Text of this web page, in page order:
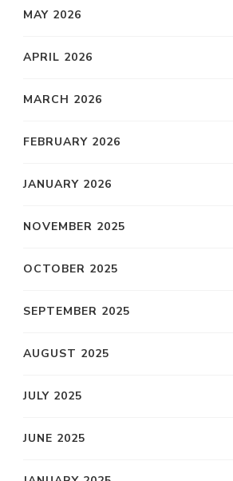
MAY 2026
APRIL 2026
MARCH 2026
FEBRUARY 2026
JANUARY 2026
NOVEMBER 2025
OCTOBER 2025
SEPTEMBER 2025
AUGUST 2025
JULY 2025
JUNE 2025